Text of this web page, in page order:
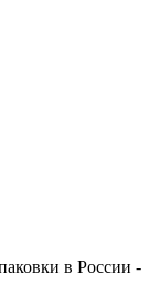
в России -